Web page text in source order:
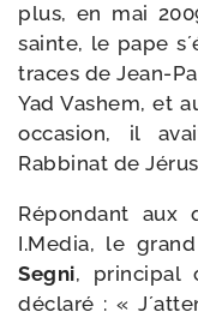
plus, en mai
sainte, le pape
traces de Jean-​
Yad Vashem, et
occa­sion, il
Rabbinat de
Répondant aux
I.Media, le
Segni, prin­ci­pal
décla­ré : «